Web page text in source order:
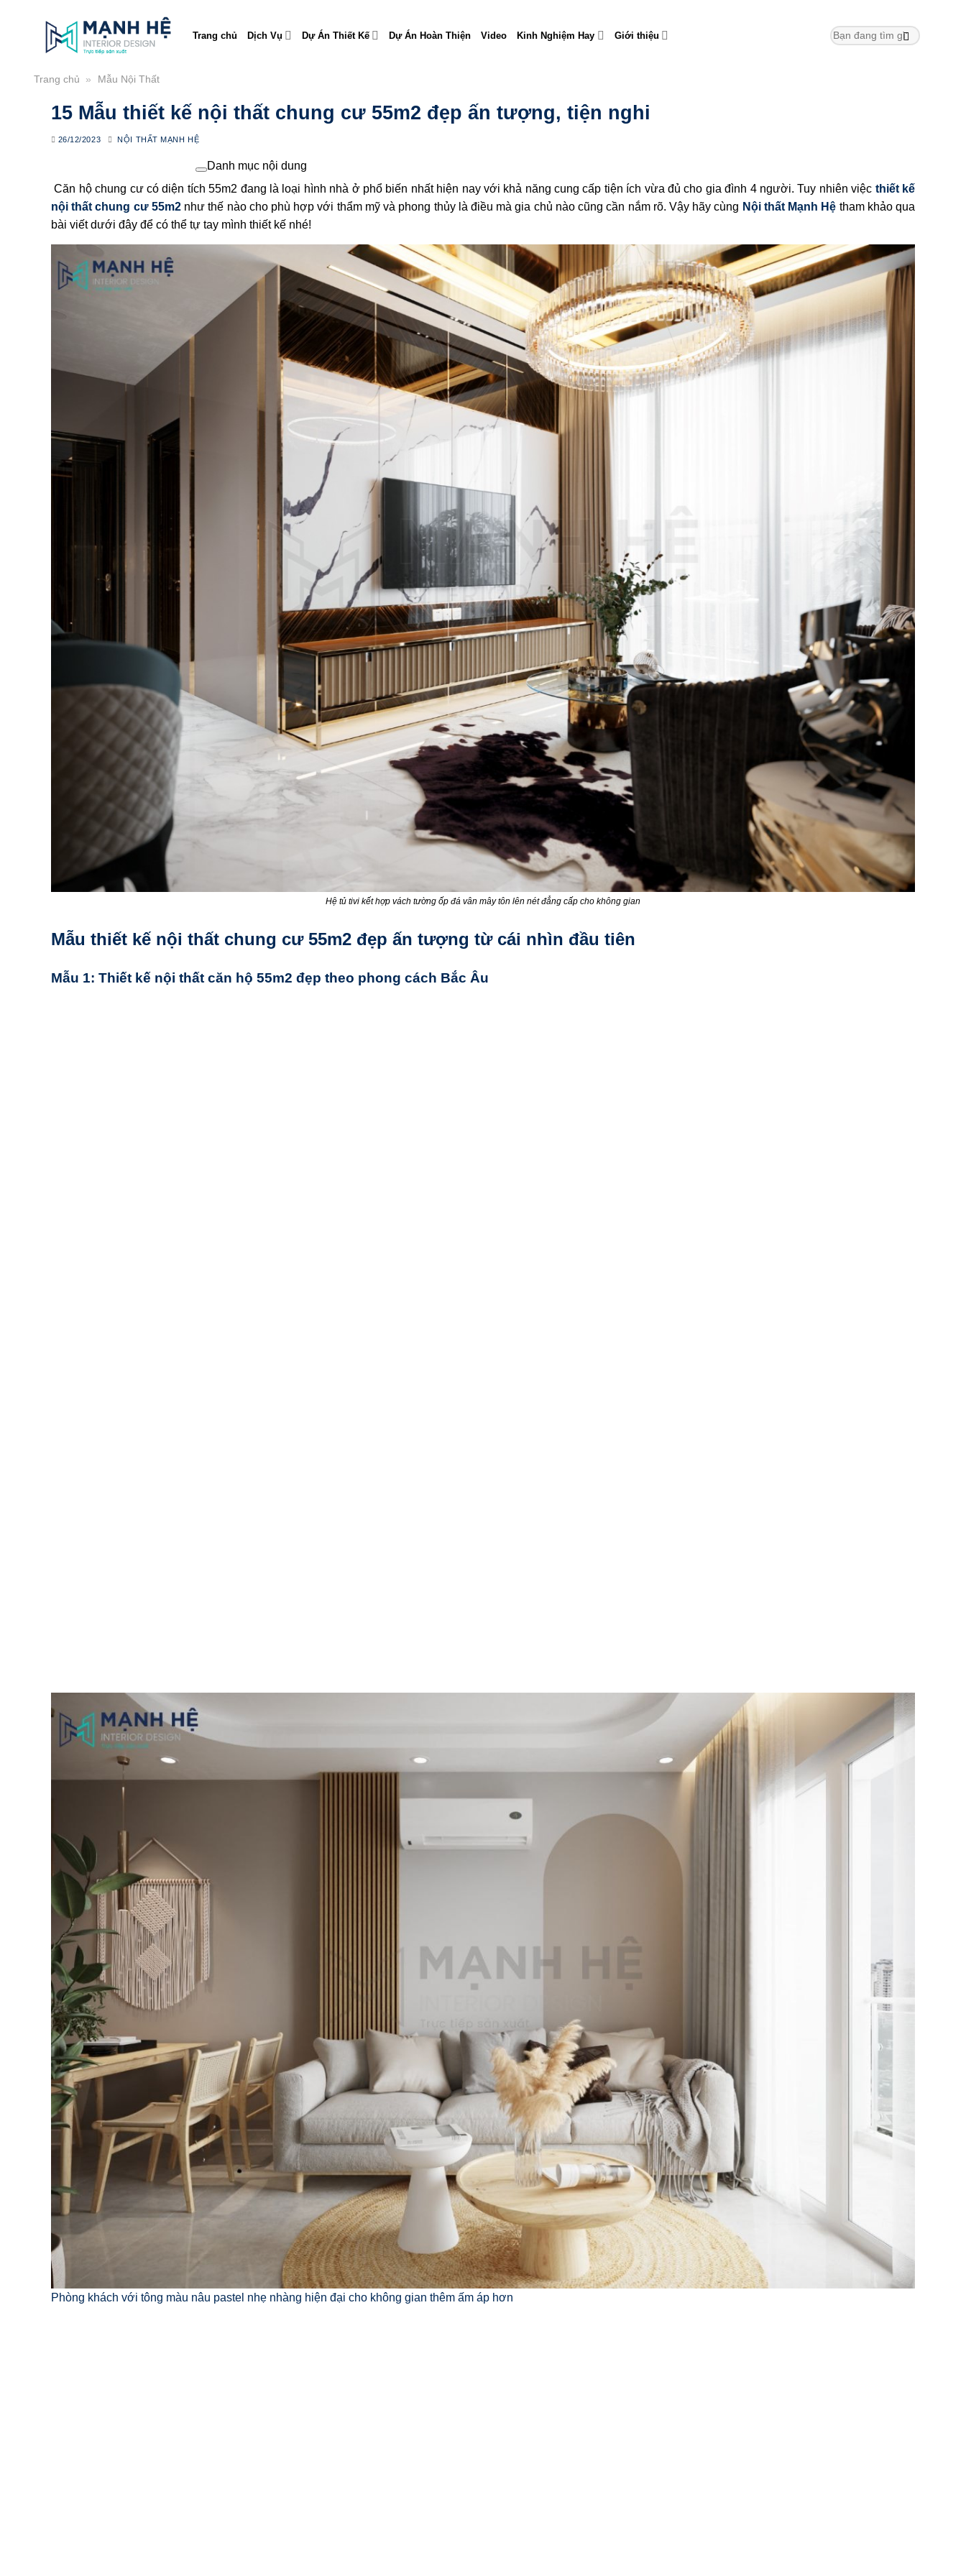
Trang chủ Dịch Vụ Dự Án Thiết Kế Dự Án Hoàn Thiện Video Kinh Nghiệm Hay Giới thiệu
Trang chủ » Mẫu Nội Thất
15 Mẫu thiết kế nội thất chung cư 55m2 đẹp ấn tượng, tiện nghi
26/12/2023 NỘI THẤT MẠNH HỆ
Danh mục nội dung
Căn hộ chung cư có diện tích 55m2 đang là loại hình nhà ở phổ biến nhất hiện nay với khả năng cung cấp tiện ích vừa đủ cho gia đình 4 người. Tuy nhiên việc thiết kế
nội thất chung cư 55m2như thế nào cho phù hợp với thẩm mỹ và phong thủy là điều mà gia chủ nào cũng cần nắm rõ. Vậy hãy cùng Nội thất Mạnh Hệ tham khảo qua
bài viết dưới đây để có thể tự tay mình thiết kế nhé!
Hệ tủ tivi kết hợp vách tường ốp đá vân mây tôn lên nét đẳng cấp cho không gian
Mẫu thiết kế nội thất chung cư 55m2 đẹp ấn tượng từ cái nhìn đầu tiên
Mẫu 1: Thiết kế nội thất căn hộ 55m2 đẹp theo phong cách Bắc Âu
Phòng khách với tông màu nâu pastel nhẹ nhàng hiện đại cho không gian thêm ấm áp hơn